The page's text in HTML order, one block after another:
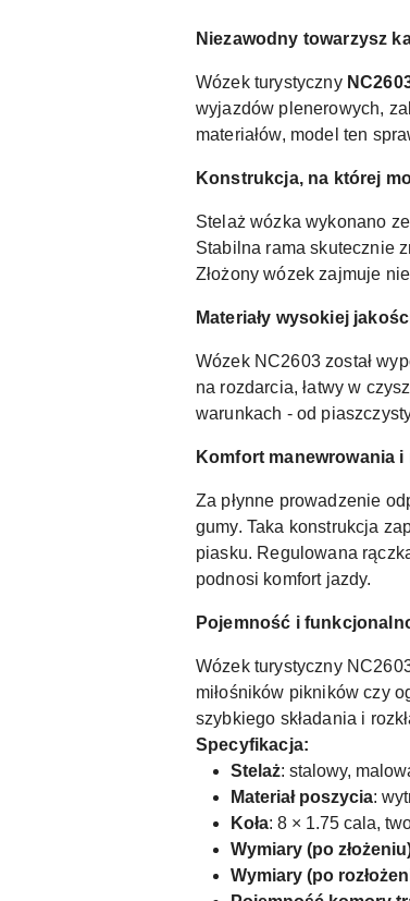
Niezawodny towarzysz
Wózek turystyczny
wyjazdów plenerowych,
materiałów, model ten
Konstrukcja, na której
Stelaż wózka wykonano
Stabilna rama skutecznie
Złożony wózek zajmuje
Materiały wysokiej
Wózek NC2603 został
na rozdarcia, łatwy w
warunkach - od
Komfort manewrowania
Za płynne prowadzenie
gumy. Taka konstrukcja
piasku. Regulowana
podnosi komfort jazdy.
Pojemność i
Wózek turystyczny
miłośników pikników czy
szybkiego składania i
Specyfikacja:
Stelaż: stalowy,
Materiał poszycia:
Koła: 8 × 1.75 cala,
Wymiary (po
Wymiary (po